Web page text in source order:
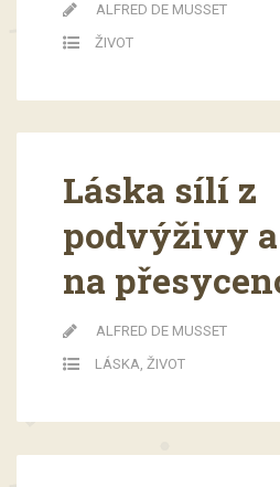
ALFRED DE MUSSET
ŽIVOT
Láska sílí z
podvýživy
na
ALFRED DE MUSSET
LÁSKA, ŽIVOT